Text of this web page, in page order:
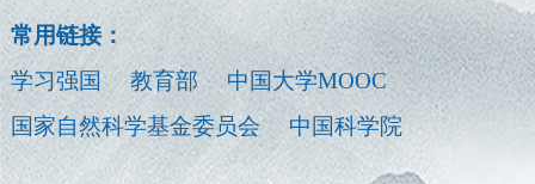
常用链接：
学习强国
教育部
中国大学MOOC
国家自然科学基金委员会
中国科学院